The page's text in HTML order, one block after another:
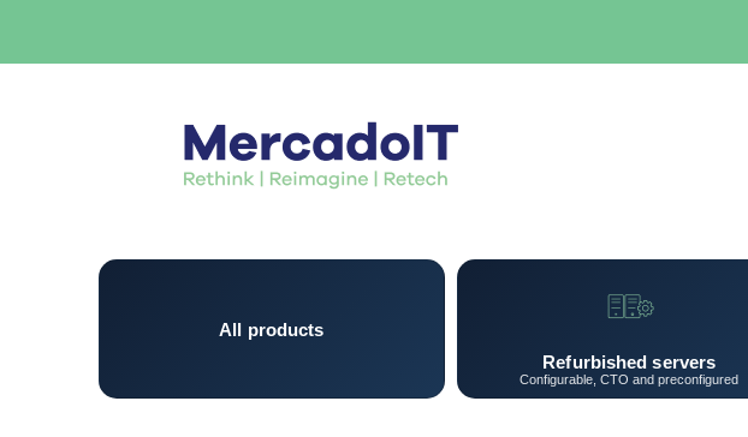
All products
Refurbished servers
Configurable, CTO and preconfigured